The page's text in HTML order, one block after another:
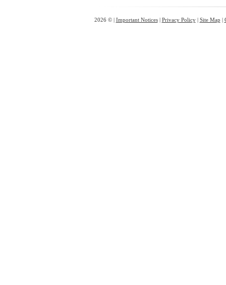
2026 © | Important Notices| Privacy Policy| Site Map |